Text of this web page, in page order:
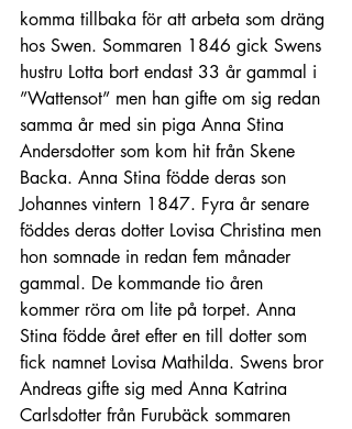
komma tillbaka för att arbeta som dräng
hos Swen. Sommaren 1846 gick Swens
hustru Lotta bort endast 33 år gammal i
”Wattensot” men han gifte om sig redan
samma år med sin piga Anna Stina
Andersdotter som kom hit från Skene
Backa. Anna Stina födde deras son
Johannes vintern 1847. Fyra år senare
föddes deras dotter Lovisa Christina men
hon somnade in redan fem månader
gammal. De kommande tio åren
kommer röra om lite på torpet. Anna
Stina födde året efter en till dotter som
fick namnet Lovisa Mathilda. Swens bror
Andreas gifte sig med Anna Katrina
Carlsdotter från Furubäck sommaren